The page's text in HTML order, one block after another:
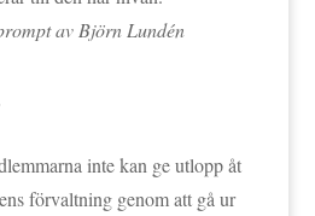
av Björn Lundén
inte kan ge utlopp åt
förvaltning genom att gå ur